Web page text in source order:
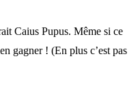
Caius Pupus. Même si ce
gagner ! (En plus c’est pas